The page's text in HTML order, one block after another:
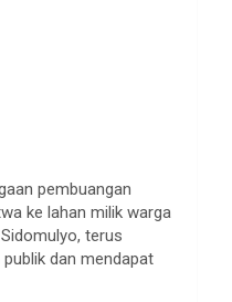
pembuangan
ke lahan milik warga
terus
dan mendapat